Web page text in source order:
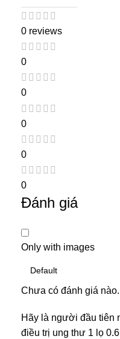
0 reviews
0
0
0
0
0
Đánh giá
Only with images
Chưa có đánh giá nào.
Hãy là người đầu tiên
điều trị ung thư 1 lọ